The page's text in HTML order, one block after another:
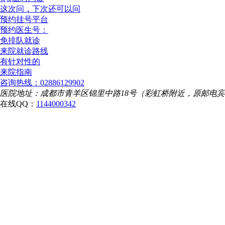
这次问，下次还可以问
预约挂号平台
预约医生号：
免排队就诊
来院就诊路线
有针对性的
来院指南
咨询热线：02886129902
医院地址：成都市青羊区锦里中路18号（彩虹桥附近，原邮电
在线QQ： 1144000342